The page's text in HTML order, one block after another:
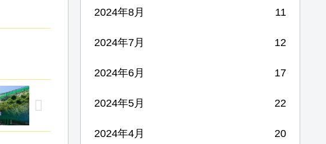
2024年8月 11
2024年7月 12
2024年6月 17
2024年5月 22
2024年4月 20